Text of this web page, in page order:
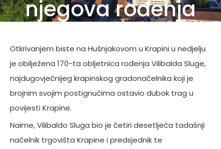
njegova rođenja
Otkrivanjem biste na Hušnjakovom u Krapini u nedjelju
je obilježena 170-ta obljetnica rođenja Vilibalda Sluge,
najdugovječnijeg krapinskog gradonačelnika koji je
brojnim svojim postignućima ostavio dubok trag u
povijesti Krapine.
Naime, Vilibaldo Sluga bio je četiri desetljeća tadašnji
načelnik trgovišta Krapine i predsjednik te